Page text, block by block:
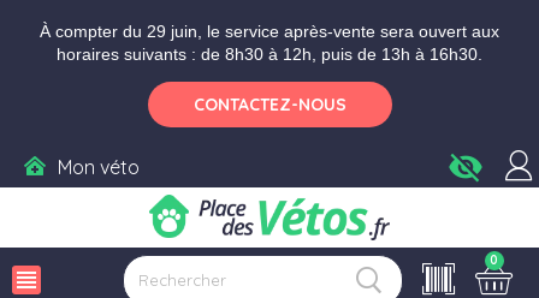
À compter du 29 juin, le service après-vente sera ouvert aux
horaires suivants : de 8h30 à 12h, puis de 13h à 16h30.
CONTACTEZ-NOUS
Mon véto visibility_off
view_headline
0